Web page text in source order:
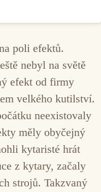
poli efektů.
nebyl na světě
efekt od firmy
velkého kutilství.
neexistovaly
měly obyčejný
kytaristé hrát
z kytary, začaly
strojů. Takzvaný